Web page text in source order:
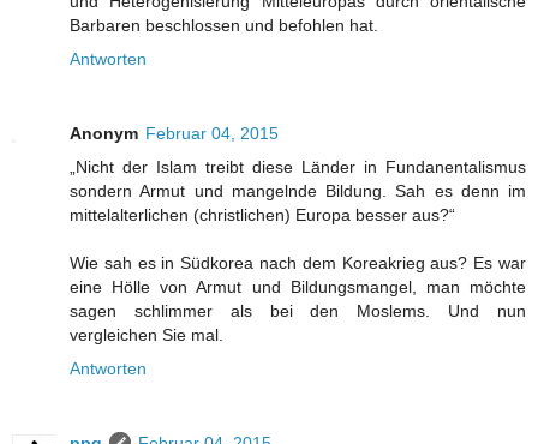
Barbaren beschlossen und befohlen hat.
Antworten
Anonym Februar 04, 2015
„Nicht der Islam treibt diese Länder in Fundanentalismus
sondern Armut und mangelnde Bildung. Sah es denn im
mittelalterlichen (christlichen) Europa besser aus?“
Wie sah es in Südkorea nach dem Koreakrieg aus? Es war
eine Hölle von Armut und Bildungsmangel, man möchte
sagen schlimmer als bei den Moslems. Und nun
vergleichen Sie mal.
Antworten